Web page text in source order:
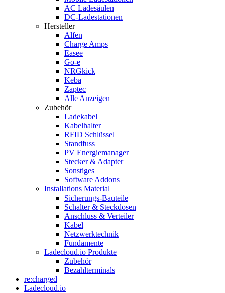
AC Ladesäulen
DC-Ladestationen
Hersteller
Alfen
Charge Amps
Easee
Go-e
NRGkick
Keba
Zaptec
Alle Anzeigen
Zubehör
Ladekabel
Kabelhalter
RFID Schlüssel
Standfuss
PV Energiemanager
Stecker & Adapter
Sonstiges
Software Addons
Installations Material
Sicherungs-Bauteile
Schalter & Steckdosen
Anschluss & Verteiler
Kabel
Netzwerktechnik
Fundamente
Ladecloud.io Produkte
Zubehör
Bezahlterminals
re:charged
Ladecloud.io